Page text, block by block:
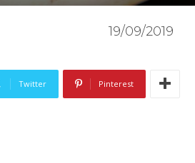
19/09/2019
Twitter Pinterest